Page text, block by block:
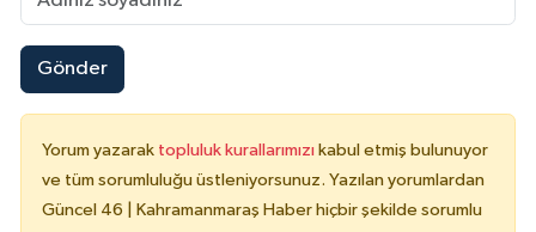
Gönder
Yorum yazarak topluluk kurallarımızı kabul etmiş bulunuyor
ve tüm sorumluluğu üstleniyorsunuz. Yazılan yorumlardan
Güncel 46 | Kahramanmaraş Haber hiçbir şekilde sorumlu